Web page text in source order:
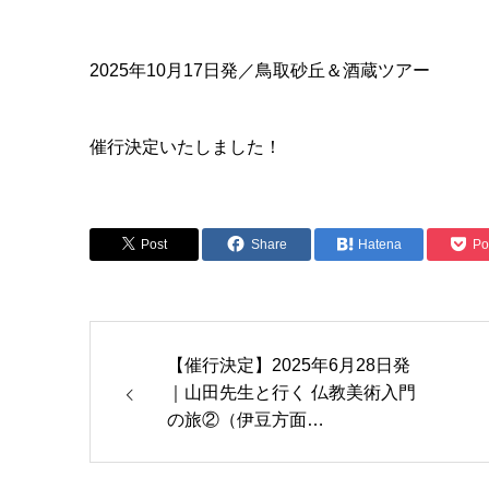
2025年10月17日発／鳥取砂丘＆酒蔵ツアー
催行決定いたしました！
Post Share Hatena
【催行決定】2025年6月28日発
｜山田先生と行く 仏教美術入門
の旅②（伊豆方面…